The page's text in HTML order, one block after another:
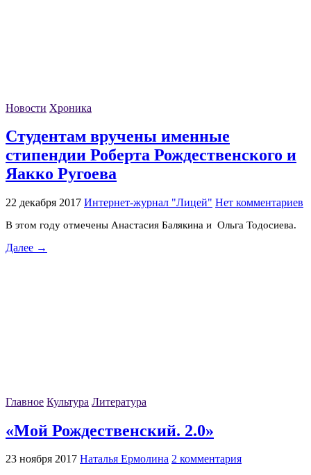
Новости Хроника
Студентам вручены именные
стипендии Роберта Рождественского и
Яакко Ругоева
22 декабря 2017 Интернет-журнал "Лицей" Нет комментариев
В этом году отмечены Анастасия Балякина и Ольга Тодосиева.
Далее →
Главное Культура Литература
«Мой Рождественский. 2.0»
23 ноября 2017 Наталья Ермолина 2 комментария